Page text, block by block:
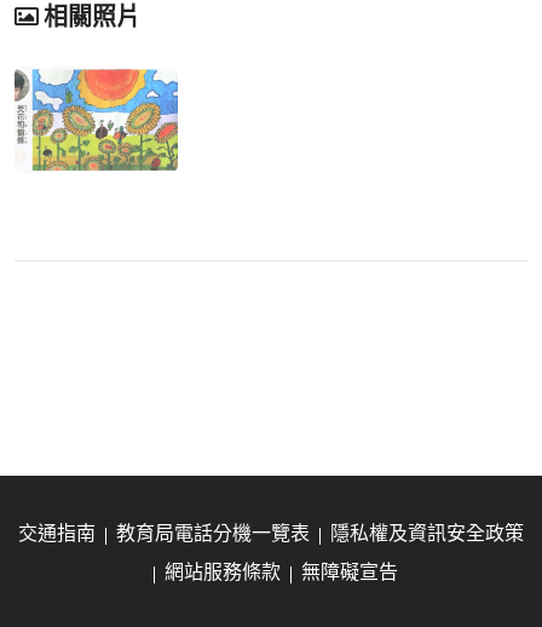
相關照片
交通指南 教育局電話分機一覽表
隱私權及資訊安全政策
網站服務條款
無障礙宣告